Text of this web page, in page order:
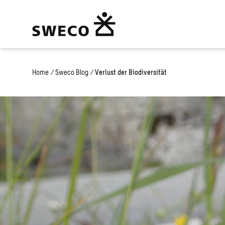
Home / Sweco Blog / Verlust der Biodiversität